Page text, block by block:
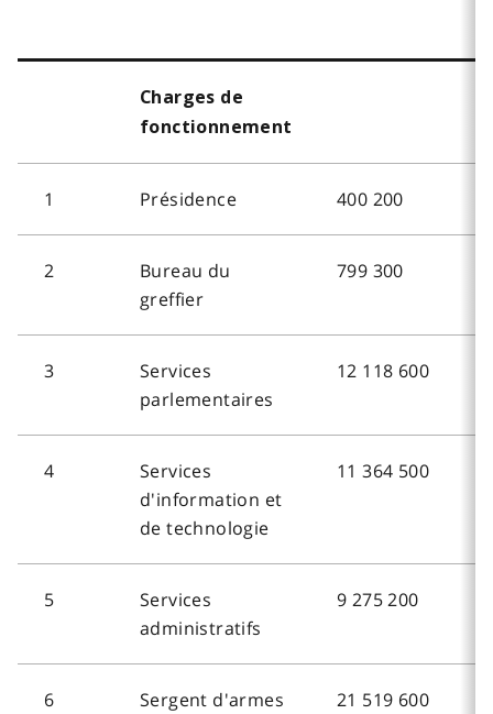
Charges de
fonctionnement
1 Présidence 400 200
2
Bureau du
greffier
799 300
3
Services
parlementaires
12 118 600
4
Services
d'information et
de technologie
11 364 500
5
Services
administratifs
9 275 200
6
Sergent d'armes
21 519 600